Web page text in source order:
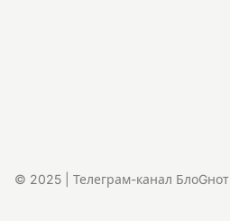
© 2025 | Телеграм-канал БлоGнот